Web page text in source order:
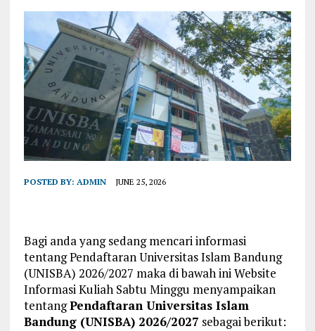
POSTED BY: ADMIN JUNE 25, 2026
Bagi anda yang sedang mencari informasi
tentang Pendaftaran Universitas Islam Bandung
(UNISBA) 2026/2027 maka di bawah ini Website
Informasi Kuliah Sabtu Minggu menyampaikan
tentangPendaftaran Universitas Islam
Bandung (UNISBA) 2026/2027 sebagai berikut: